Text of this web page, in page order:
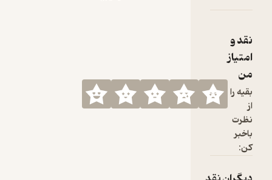
نقد و
امتیاز
من
بقیه را
نظرت
باخبر
کن: